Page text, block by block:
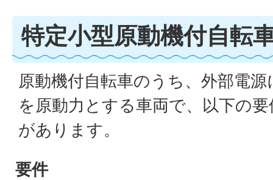
特定小型原動機付自転
原動機付自転車のうち、外部電
を原動力とする車両で、以下の
があります。
要件